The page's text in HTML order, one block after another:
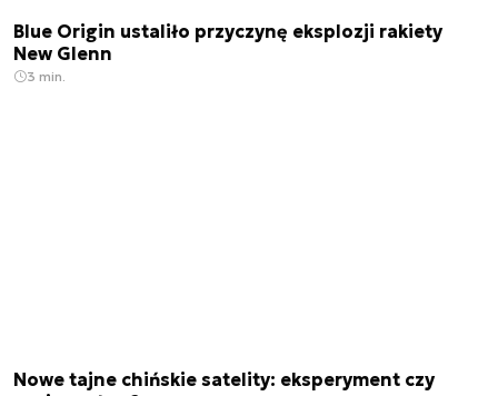
Blue Origin ustaliło przyczynę eksplozji rakiety
New Glenn
3 min.
Nowe tajne chińskie satelity: eksperyment czy